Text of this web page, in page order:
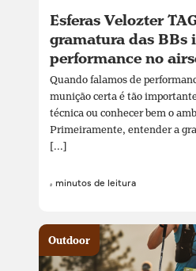
Esferas Velozter
gramatura das BBs
performance no
Quando falamos de
munição certa é tão
técnica ou conhecer bem o
Primeiramente, entender a
[...]
4 minutos de leitura
Outdoor